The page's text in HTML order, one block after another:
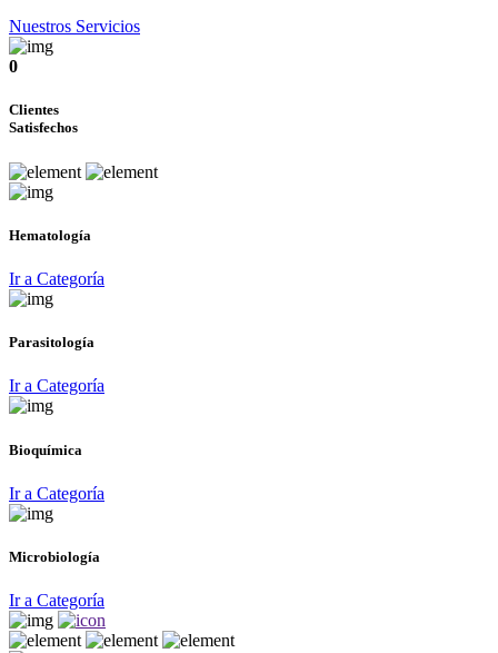
Nuestros Servicios
0
Clientes
Satisfechos
Hematología
Ir a Categoría
Parasitología
Ir a Categoría
Bioquímica
Ir a Categoría
Microbiología
Ir a Categoría